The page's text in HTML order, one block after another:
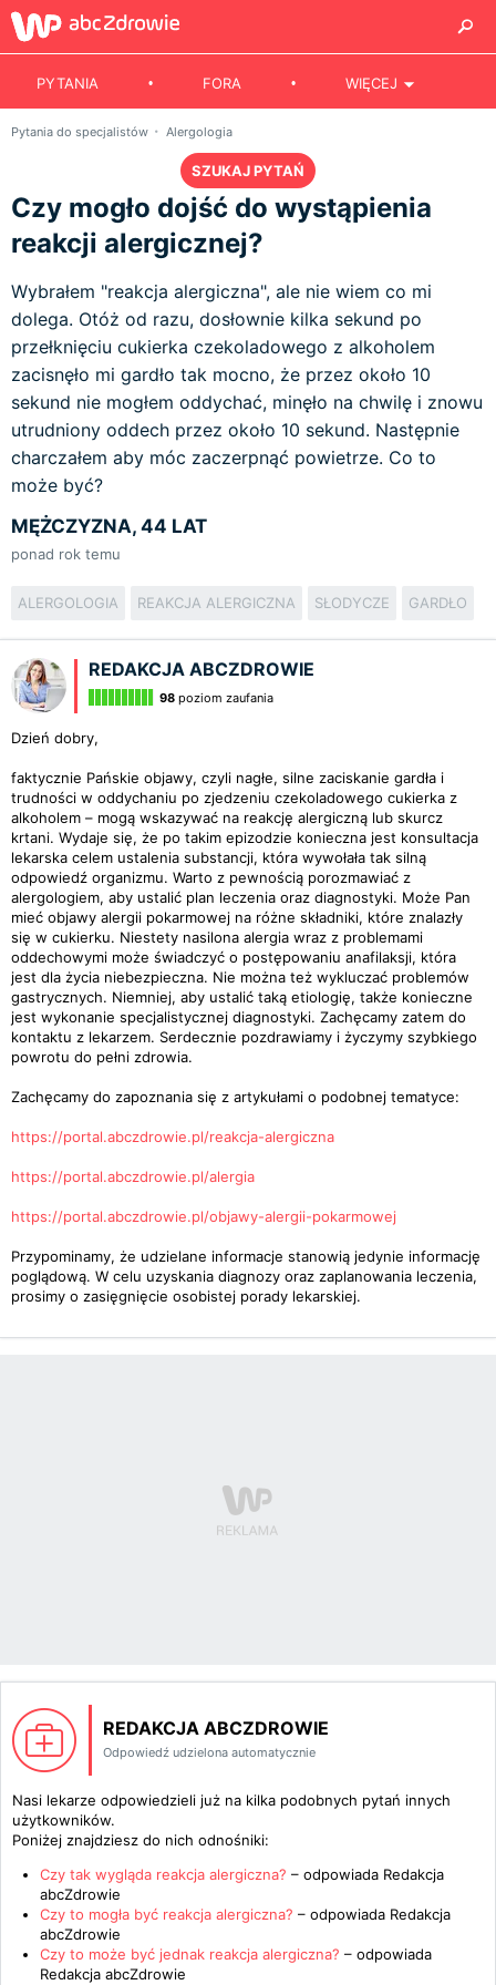
PYTANIA FORA WIĘCEJ
Pytania do specjalistów Alergologia
SZUKAJ PYTAŃ
Czy mogło dojść do wystąpienia
reakcji alergicznej?
Wybrałem "reakcja alergiczna", ale nie wiem co mi
dolega. Otóż od razu, dosłownie kilka sekund po
przełknięciu cukierka czekoladowego z alkoholem
zacisnęło mi gardło tak mocno, że przez około 10
sekund nie mogłem oddychać, minęło na chwilę i znowu
utrudniony oddech przez około 10 sekund. Następnie
charczałem aby móc zaczerpnąć powietrze. Co to
może być?
MĘŻCZYZNA, 44 LAT
ponad rok temu
ALERGOLOGIA REAKCJA ALERGICZNA SŁODYCZE GARDŁO
REDAKCJA ABCZDROWIE
98 poziom zaufania
Dzień dobry,
faktycznie Pańskie objawy, czyli nagłe, silne zaciskanie gardła i
trudności w oddychaniu po zjedzeniu czekoladowego cukierka z
alkoholem – mogą wskazywać na reakcję alergiczną lub skurcz
krtani. Wydaje się, że po takim epizodzie konieczna jest konsultacja
lekarska celem ustalenia substancji, która wywołała tak silną
odpowiedź organizmu. Warto z pewnością porozmawiać z
alergologiem, aby ustalić plan leczenia oraz diagnostyki. Może Pan
mieć objawy alergii pokarmowej na różne składniki, które znalazły
się w cukierku. Niestety nasilona alergia wraz z problemami
oddechowymi może świadczyć o postępowaniu anafilaksji, która
jest dla życia niebezpieczna. Nie można też wykluczać problemów
gastrycznych. Niemniej, aby ustalić taką etiologię, także konieczne
jest wykonanie specjalistycznej diagnostyki. Zachęcamy zatem do
kontaktu z lekarzem. Serdecznie pozdrawiamy i życzymy szybkiego
powrotu do pełni zdrowia.
Zachęcamy do zapoznania się z artykułami o podobnej tematyce:
https://portal.abczdrowie.pl/reakcja-alergiczna
https://portal.abczdrowie.pl/alergia
https://portal.abczdrowie.pl/objawy-alergii-pokarmowej
Przypominamy, że udzielane informacje stanowią jedynie informację
poglądową. W celu uzyskania diagnozy oraz zaplanowania leczenia,
prosimy o zasięgnięcie osobistej porady lekarskiej.
REDAKCJA ABCZDROWIE
Odpowiedź udzielona automatycznie
Nasi lekarze odpowiedzieli już na kilka podobnych pytań innych
użytkowników.
Poniżej znajdziesz do nich odnośniki:
Czy tak wygląda reakcja alergiczna? – odpowiada Redakcja
abcZdrowie
Czy to mogła być reakcja alergiczna? – odpowiada Redakcja
abcZdrowie
Czy to może być jednak reakcja alergiczna? – odpowiada
Redakcja abcZdrowie